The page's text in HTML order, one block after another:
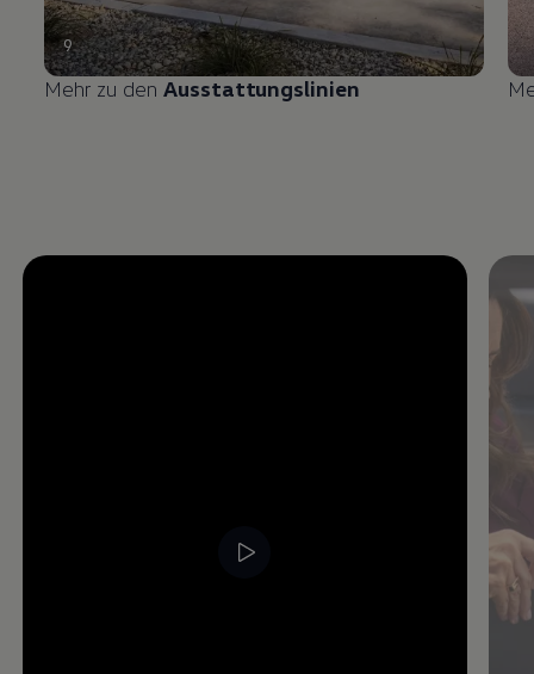
9
Mehr zu den Ausstattungslinien
Enable fullscreen mode